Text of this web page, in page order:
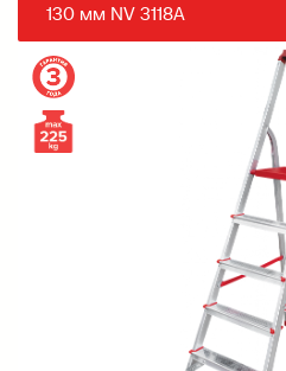
130 мм NV 3118А